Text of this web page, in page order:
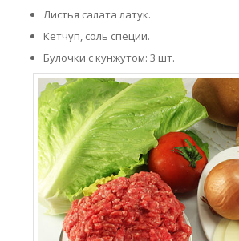
Листья салата латук.
Кетчуп, соль специи.
Булочки с кунжутом: 3 шт.